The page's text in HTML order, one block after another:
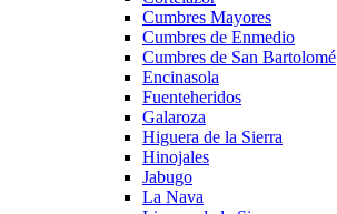
Cumbres Mayores
Cumbres de Enmedio
Cumbres de San Bartolomé
Encinasola
Fuenteheridos
Galaroza
Higuera de la Sierra
Hinojales
Jabugo
La Nava